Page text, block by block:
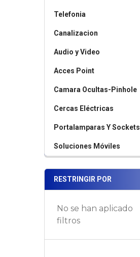
Telefonia
Canalizacion
Audio y Video
Acces Point
Camara Ocultas-Pinhole
Cercas Eléctricas
Portalamparas Y Sockets
Soluciones Móviles
RESTRINGIR POR
No se han aplicado
filtros